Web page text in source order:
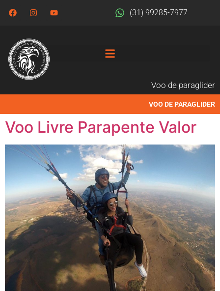
(31) 99285-7977
Voo de paraglider
VOO DE PARAGLIDER
Voo Livre Parapente Valor